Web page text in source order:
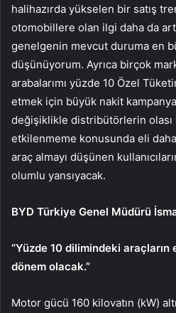
halihazırda yükselen bir satış
otomobillere olan ilgi daha da
genelgenin mevcut duruma en
düşünüyorum. Ayrıca birçok
arabalarımı yüzde 10 Özel
etmek için büyük nakit
değişiklikle distribütörlerin olası
etkilenmeme konusunda eli
araç almayı düşünen
olumlu yansıyacak.
BYD Türkiye Genel Müdürü
“Yüzde 10 dilimindeki araçların
dönem olacak.”
Motor gücü 160 kilovatın (kW)